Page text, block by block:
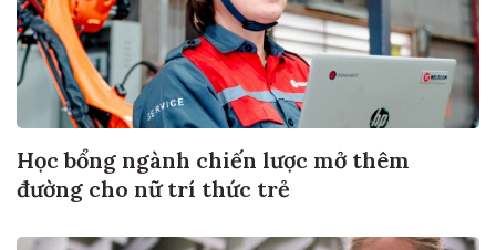
Học bổng ngành chiến lược mở thêm
đường cho nữ trí thức trẻ